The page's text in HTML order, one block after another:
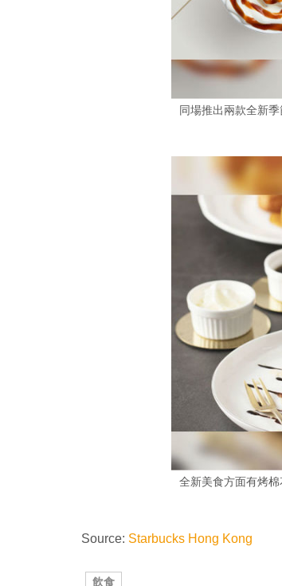
同場推出兩款全新
全新美食方面有烤
Source: Starbucks Hong Kong
飲食